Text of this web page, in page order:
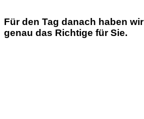
Für den Tag danach haben wir
genau das Richtige für Sie.